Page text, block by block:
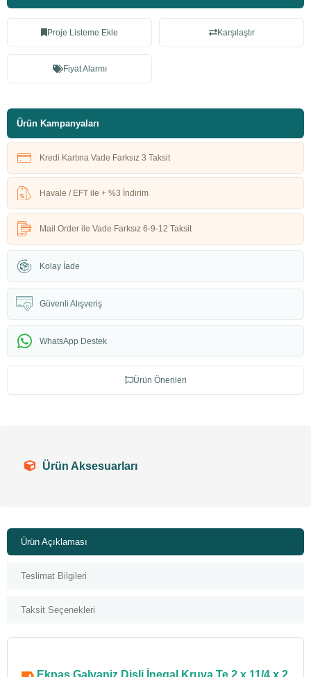
Proje Listeme Ekle Karşılaştır
Fiyat Alarmı
Ürün Kampanyaları
Kredi Kartına Vade Farksız 3 Taksit
Havale / EFT ile + %3 İndirim
Mail Order ile Vade Farksız 6-9-12 Taksit
Kolay İade
Güvenli Alışveriş
WhatsApp Destek
Ürün Önerileri
Ürün Aksesuarları
Ürün Açıklaması
Teslimat Bilgileri
Taksit Seçenekleri
Ekpaş Galvaniz Dişli İnegal Kruva Te 2 x 11/4 x 2